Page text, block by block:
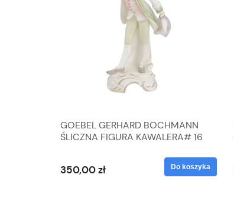
GOEBEL GERHARD BOCHMANN
ŚLICZNA FIGURA KAWALERA# 16
350,00 zł Do koszyka